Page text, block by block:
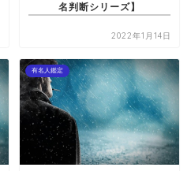
名判断シリーズ】
2022年1月14日
有名人鑑定